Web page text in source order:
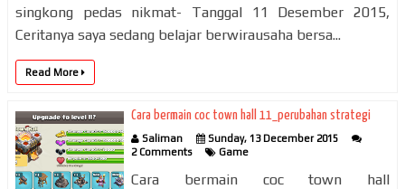
singkong pedas nikmat- Tanggal 11 Desember 2015,
Ceritanya saya sedang belajar berwirausaha bersa...
Read More
Cara bermain coc town hall 11_perubahan strategi
Saliman
Sunday, 13 December 2015
2 Comments
Game
Cara bermain coc town hall